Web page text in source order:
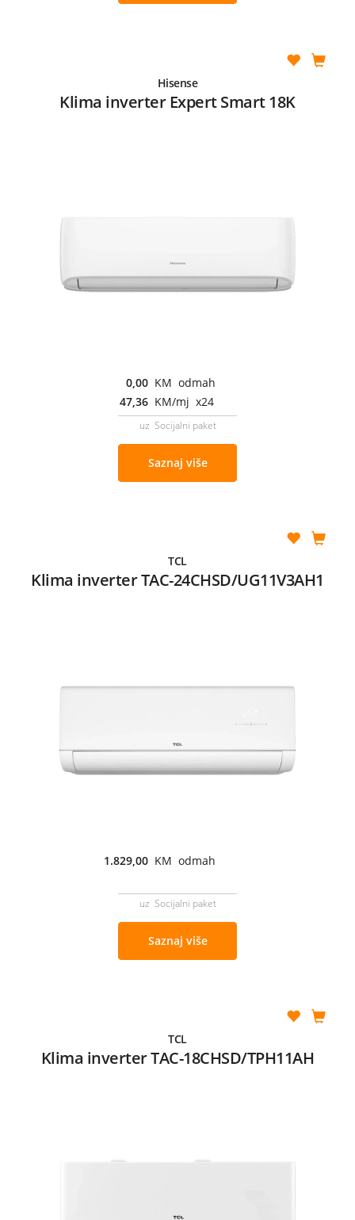
Hisense
Klima inverter Expert Smart 18K
0,00 KM odmah
47,36 KM/mj x24
uz Socijalni paket
Saznaj više
TCL
Klima inverter TAC-24CHSD/UG11V3AH1
1.829,00 KM odmah
uz Socijalni paket
Saznaj više
TCL
Klima inverter TAC-18CHSD/TPH11AH